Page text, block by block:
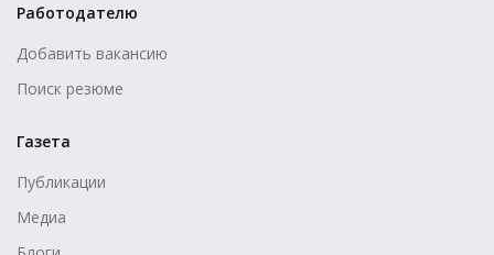
Работодателю
Добавить вакансию
Поиск резюме
Газета
Публикации
Медиа